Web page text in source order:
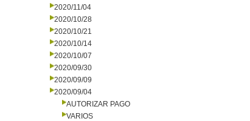
2020/11/04
2020/10/28
2020/10/21
2020/10/14
2020/10/07
2020/09/30
2020/09/09
2020/09/04
AUTORIZAR PAGO
VARIOS